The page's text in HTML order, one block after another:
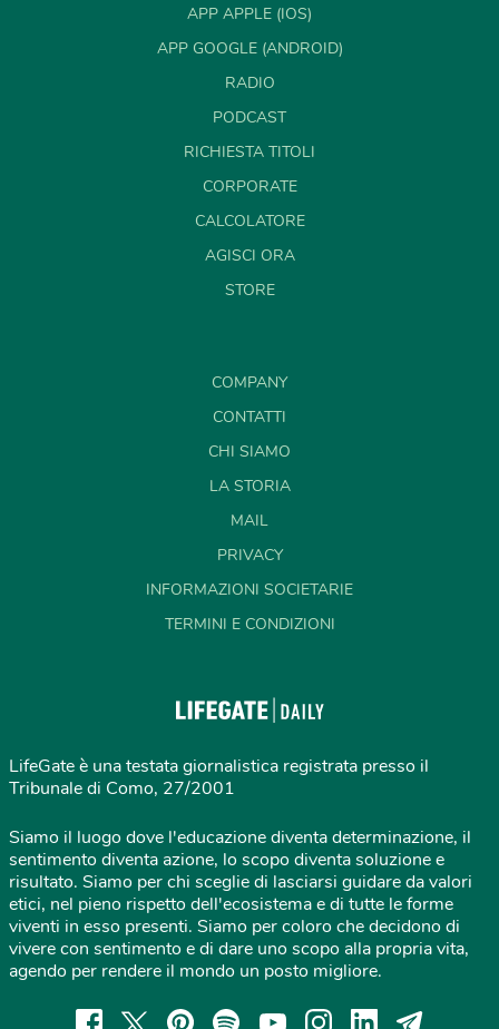
APP APPLE (IOS)
APP GOOGLE (ANDROID)
RADIO
PODCAST
RICHIESTA TITOLI
CORPORATE
CALCOLATORE
AGISCI ORA
STORE
COMPANY
CONTATTI
CHI SIAMO
LA STORIA
MAIL
PRIVACY
INFORMAZIONI SOCIETARIE
TERMINI E CONDIZIONI
LifeGate è una testata giornalistica registrata presso il
Tribunale di Como, 27/2001
Siamo il luogo dove l'educazione diventa determinazione, il
sentimento diventa azione, lo scopo diventa soluzione e
risultato. Siamo per chi sceglie di lasciarsi guidare da valori
etici, nel pieno rispetto dell'ecosistema e di tutte le forme
viventi in esso presenti. Siamo per coloro che decidono di
vivere con sentimento e di dare uno scopo alla propria vita,
agendo per rendere il mondo un posto migliore.